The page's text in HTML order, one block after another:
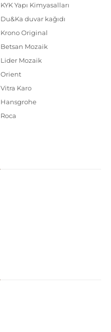
KYK Yapı Kimyasalları
Du&Ka duvar kağıdı
Krono Original
Betsan Mozaik
Lider Mozaik
Orient
Vitra Karo
Hansgrohe
Roca